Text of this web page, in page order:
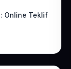
Online Teklif